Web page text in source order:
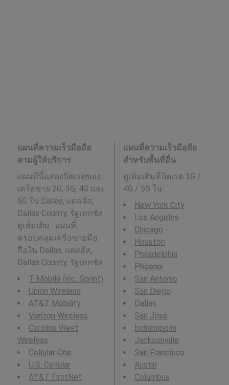
แผนที่ความเร็วมือถือ
ตามผู้ให้บริการ
แผนที่นี้แสดงบิตเรตของ
เครือข่าย 2G, 3G, 4G และ
5G ใน Dallas, แดลลัส,
Dallas County, รัฐเทกซัส
ดูเพิ่มเติม : แผนที่
ครอบคลุมเครือข่ายมือ
ถือใน Dallas, แดลลัส,
Dallas County, รัฐเทกซัส
T-Mobile (inc. Sprint)
Union Wireless
AT&T Mobility
Verizon Wireless
Carolina West
Wireless
Cellular One
U.S. Cellular
AT&T FirstNet
แผนที่ความเร็วมือถือ
สำหรับพื้นที่อื่น
ดูเพิ่มเติมที่บิตเรต 3G /
4G / 5G ใน :
New York City
Los Angeles
Chicago
Houston
Philadelphia
Phoenix
San Antonio
San Diego
Dallas
San Jose
Indianapolis
Jacksonville
San Francisco
Austin
Columbus